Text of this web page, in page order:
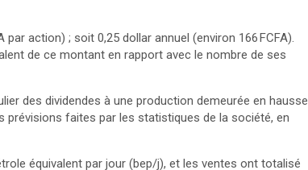
action) ; soit 0,25 dollar annuel (environ 166 FCFA).
de ce montant en rapport avec le nombre de ses
des dividendes à une production demeurée en hausse
prévisions faites par les statistiques de la société, en
équivalent par jour (bep/j), et les ventes ont totalisé